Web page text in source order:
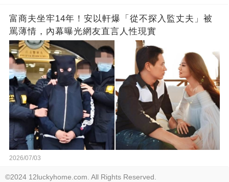
富商夫坐牢14年！安以軒爆「從不探入監丈夫」被
罵薄情，內幕曝光網友直言人性現實
2026/07/03
©2024 12luckyhome.com. All Rights Reserved.